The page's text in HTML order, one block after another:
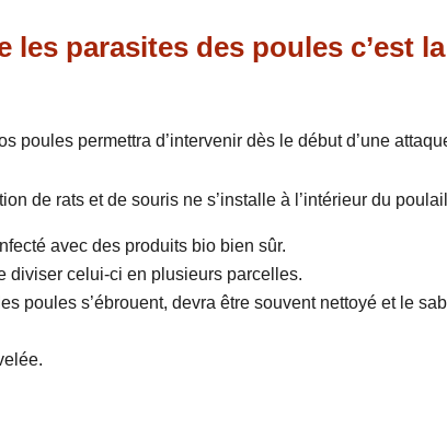
parasites des poules c’est la
poules permettra d’intervenir dès le début d’une
de rats et de souris ne s’installe à l’intérieur du
avec des produits bio bien sûr.
diviser celui-ci en plusieurs parcelles.
poules s’ébrouent, devra être souvent nettoyé et le